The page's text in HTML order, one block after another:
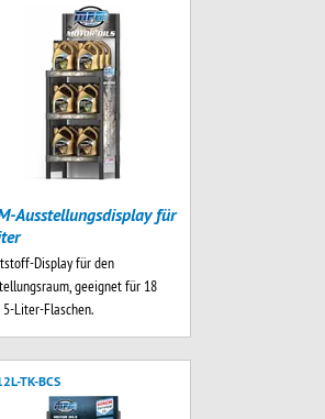
Ausstellungsdisplay für
Display für den
geeignet für 18
5-Liter-Flaschen.
TK-BCS